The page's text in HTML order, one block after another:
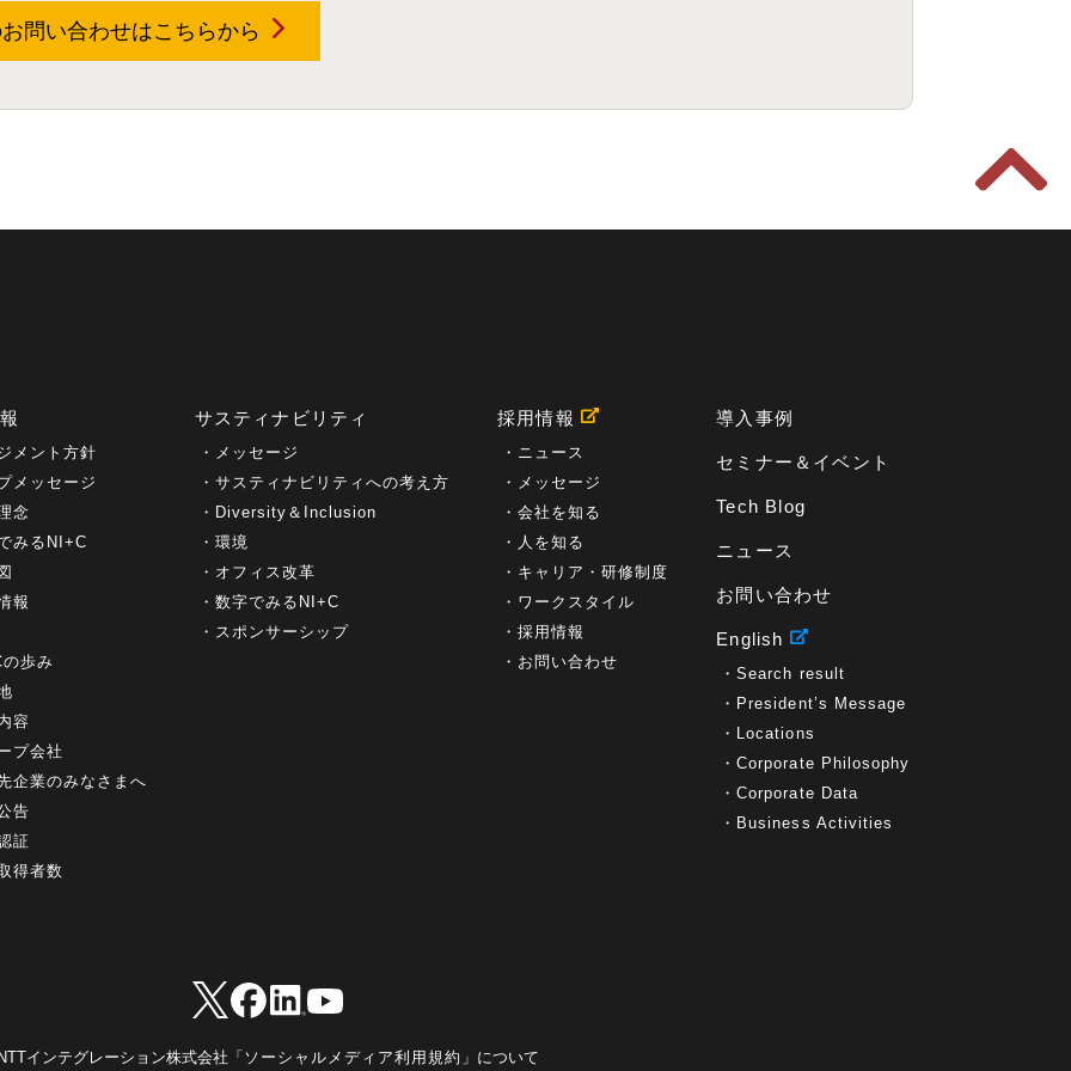
問い合わせはこちらから
メント方針
メッセージ
念
みるNI+C
報
歩み
容
プ会社
企業のみなさまへ
告
証
得者数
サスティナビリティ
メッセージ
サスティナビリティへの考え方
Diversity＆Inclusion
環境
オフィス改革
数字でみるNI+C
スポンサーシップ
採用情報
ニュース
メッセージ
会社を知る
人を知る
キャリア・研修制度
ワークスタイル
採用情報
お問い合わせ
導入事例
セミナー＆イベント
Tech Blog
ニュース
お問い合わせ
English
Search result
President’s Message
Locations
Corporate Philosophy
Corporate Data
Business Activities
インテグレーション株式会社「 ソーシャルメディア利用規約 」について